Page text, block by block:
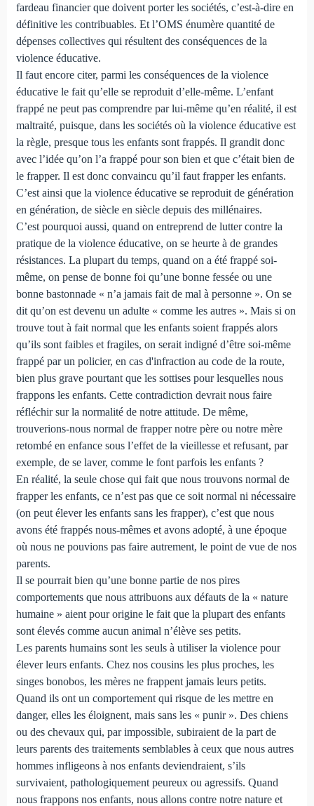
fardeau financier que doivent porter les sociétés, c’est-à-dire en
définitive les contribuables. Et l’OMS énumère quantité de
dépenses collectives qui résultent des conséquences de la
violence éducative.
Il faut encore citer, parmi les conséquences de la violence
éducative le fait qu’elle se reproduit d’elle-même. L’enfant
frappé ne peut pas comprendre par lui-même qu’en réalité, il est
maltraité, puisque, dans les sociétés où la violence éducative est
la règle, presque tous les enfants sont frappés. Il grandit donc
avec l’idée qu’on l’a frappé pour son bien et que c’était bien de
le frapper. Il est donc convaincu qu’il faut frapper les enfants.
C’est ainsi que la violence éducative se reproduit de génération
en génération, de siècle en siècle depuis des millénaires.
C’est pourquoi aussi, quand on entreprend de lutter contre la
pratique de la violence éducative, on se heurte à de grandes
résistances. La plupart du temps, quand on a été frappé soi-
même, on pense de bonne foi qu’une bonne fessée ou une
bonne bastonnade « n’a jamais fait de mal à personne ». On se
dit qu’on est devenu un adulte « comme les autres ». Mais si on
trouve tout à fait normal que les enfants soient frappés alors
qu’ils sont faibles et fragiles, on serait indigné d’être soi-même
frappé par un policier, en cas d'infraction au code de la route,
bien plus grave pourtant que les sottises pour lesquelles nous
frappons les enfants. Cette contradiction devrait nous faire
réfléchir sur la normalité de notre attitude. De même,
trouverions-nous normal de frapper notre père ou notre mère
retombé en enfance sous l’effet de la vieillesse et refusant, par
exemple, de se laver, comme le font parfois les enfants ?
En réalité, la seule chose qui fait que nous trouvons normal de
frapper les enfants, ce n’est pas que ce soit normal ni nécessaire
(on peut élever les enfants sans les frapper), c’est que nous
avons été frappés nous-mêmes et avons adopté, à une époque
où nous ne pouvions pas faire autrement, le point de vue de nos
parents.
Il se pourrait bien qu’une bonne partie de nos pires
comportements que nous attribuons aux défauts de la « nature
humaine » aient pour origine le fait que la plupart des enfants
sont élevés comme aucun animal n’élève ses petits.
Les parents humains sont les seuls à utiliser la violence pour
élever leurs enfants. Chez nos cousins les plus proches, les
singes bonobos, les mères ne frappent jamais leurs petits.
Quand ils ont un comportement qui risque de les mettre en
danger, elles les éloignent, mais sans les « punir ». Des chiens
ou des chevaux qui, par impossible, subiraient de la part de
leurs parents des traitements semblables à ceux que nous autres
hommes infligeons à nos enfants deviendraient, s’ils
survivaient, pathologiquement peureux ou agressifs. Quand
nous frappons nos enfants, nous allons contre notre nature et